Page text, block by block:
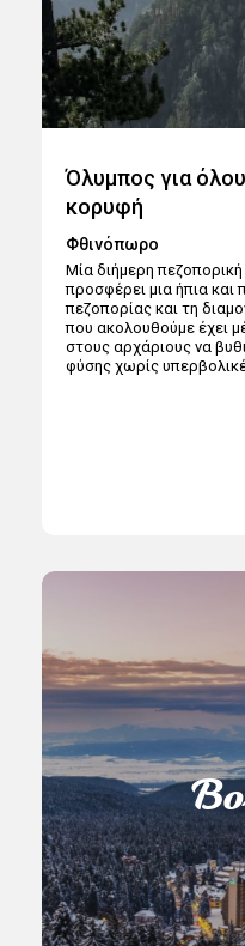
Όλυμπος για
κορυφή
Φθινόπωρο
Μία διήμερη
προσφέρει μια ήπια και
πεζοπορίας και τη
που ακολουθούμε έχει
στους αρχάριους να
φύσης χωρίς